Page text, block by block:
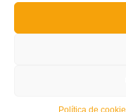
Política de
CONVOCATORIA: La